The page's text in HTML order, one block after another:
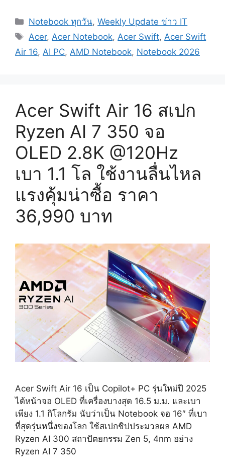
Categories
Notebook ทุกวัน,Weekly Update ข่าว IT
Tags
Acer, Acer Notebook, Acer Swift, Acer Swift
Air 16, AI PC, AMD Notebook, Notebook 2026
Acer Swift Air 16 สเปก
Ryzen AI 7 350 จอ
OLED 2.8K @120Hz
เบา 1.1 โล ใช้งานลื่นไหล
แรงคุ้มน่าซื้อ ราคา
36,990 บาท
Acer Swift Air 16 เป็น Copilot+ PC รุ่นใหม่ปี 2025
ได้หน้าจอ OLED ที่เครื่องบางสุด 16.5 ม.ม. และเบา
เพียง 1.1 กิโลกรัม นับว่าเป็น Notebook จอ 16″ ที่เบา
ที่สุดรุ่นหนึ่งของโลก ใช้สเปกชิปประมวลผล AMD
Ryzen AI 300 สถาปัตยกรรม Zen 5, 4nm อย่าง
Ryzen AI 7 350